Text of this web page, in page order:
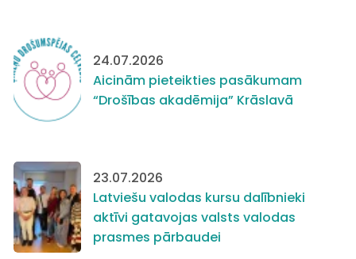
24.07.2026
Aicinām pieteikties pasākumam
“Drošības akadēmija” Krāslavā
23.07.2026
Latviešu valodas kursu dalībnieki
aktīvi gatavojas valsts valodas
prasmes pārbaudei